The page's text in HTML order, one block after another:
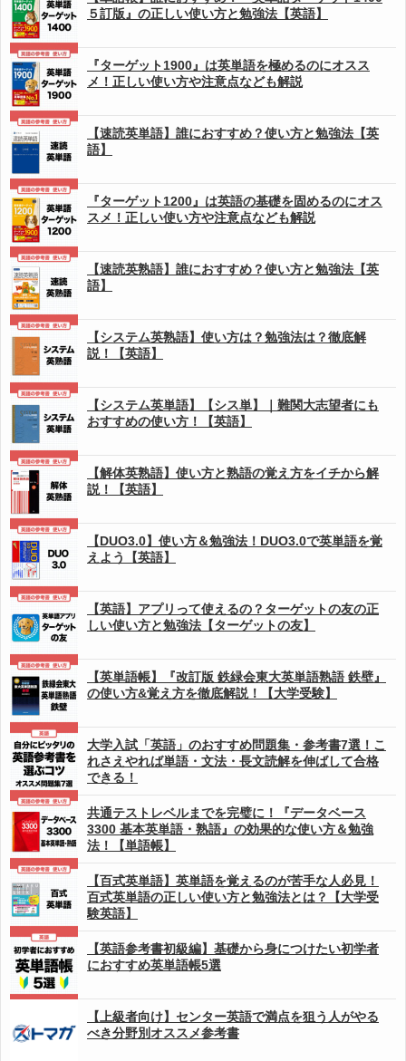
５訂版』の正しい使い方と勉強法【英語】
『ターゲット1900』は英単語を極めるのにオスス
メ！正しい使い方や注意点なども解説
【速読英単語】誰におすすめ？使い方と勉強法【英
語】
『ターゲット1200』は英語の基礎を固めるのにオス
スメ！正しい使い方や注意点なども解説
【速読英熟語】誰におすすめ？使い方と勉強法【英
語】
【システム英熟語】使い方は？勉強法は？徹底解
説！【英語】
【システム英単語】【シス単】｜難関大志望者にも
おすすめの使い方！【英語】
【解体英熟語】使い方と熟語の覚え方をイチから解
説！【英語】
【DUO3.0】使い方＆勉強法！DUO3.0で英単語を覚
えよう【英語】
【英語】アプリって使えるの？ターゲットの友の正
しい使い方と勉強法【ターゲットの友】
【英単語帳】『改訂版 鉄緑会東大英単語熟語 鉄壁』
の使い方&覚え方を徹底解説！【大学受験】
大学入試「英語」のおすすめ問題集・参考書7選！こ
れさえやれば単語・文法・長文読解を伸ばして合格
できる！
共通テストレベルまでを完璧に！『データベース
3300 基本英単語・熟語』の効果的な使い方＆勉強
法！【単語帳】
【百式英単語】英単語を覚えるのが苦手な人必見！
百式英単語の正しい使い方と勉強法とは？【大学受
験英語】
【英語参考書初級編】基礎から身につけたい初学者
におすすめ英単語帳5選
【上級者向け】センター英語で満点を狙う人がやる
べき分野別オススメ参考書